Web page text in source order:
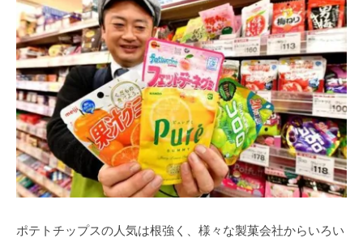
ポテトチップスの人気は根強く、様々な製菓会社からいろい